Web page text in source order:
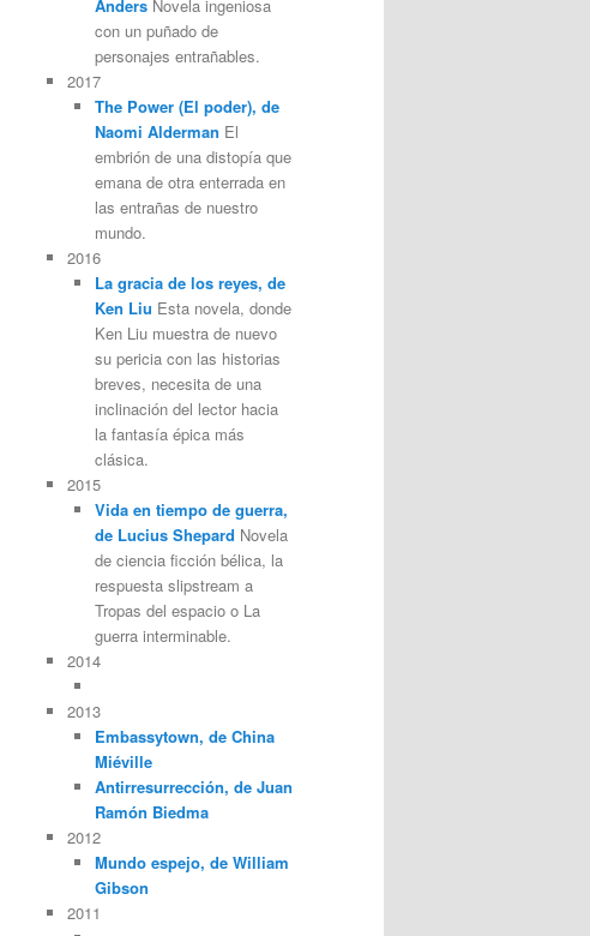
AndersNovela ingeniosa
con un puñado de
personajes entrañables.
2017
The Power (El poder), de
Naomi Alderman El
embrión de una distopía que
emana de otra enterrada en
las entrañas de nuestro
mundo.
2016
La gracia de los reyes, de
Ken Liu Esta novela, donde
Ken Liu muestra de nuevo
su pericia con las historias
breves, necesita de una
inclinación del lector hacia
la fantasía épica más
clásica.
2015
Vida en tiempo de guerra,
de Lucius Shepard Novela
de ciencia ficción bélica, la
respuesta slipstream a
Tropas del espacio o La
guerra interminable.
2014
2013
Embassytown, de China
Miéville
Antirresurrección, de Juan
Ramón Biedma
2012
Mundo espejo, de William
Gibson
2011